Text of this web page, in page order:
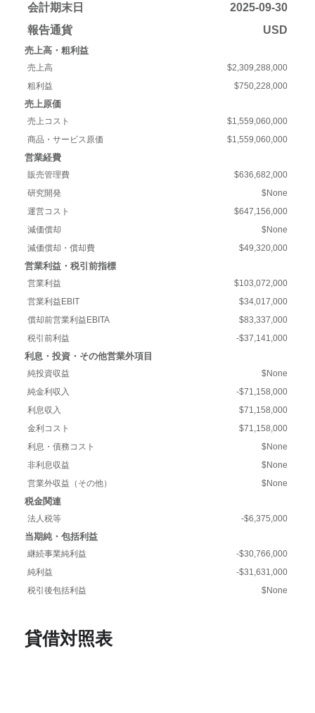
会計期末日
2025-09-30
報告通貨
USD
売上高・粗利益
売上高
$2,309,288,000
粗利益
$750,228,000
売上原価
売上コスト
$1,559,060,000
商品・サービス原価
$1,559,060,000
営業経費
販売管理費
$636,682,000
研究開発
$None
運営コスト
$647,156,000
減価償却
$None
減価償却・償却費
$49,320,000
営業利益・税引前指標
営業利益
$103,072,000
営業利益EBIT
$34,017,000
償却前営業利益EBITA
$83,337,000
税引前利益
-$37,141,000
利息・投資・その他営業外項目
純投資収益
$None
純金利収入
-$71,158,000
利息収入
$71,158,000
金利コスト
$71,158,000
利息・債務コスト
$None
非利息収益
$None
営業外収益（その他）
$None
税金関連
法人税等 -$6,375,000
当期純・包括利益
継続事業純利益
-$30,766,000
純利益
-$31,631,000
税引後包括利益
$None
貸借対照表